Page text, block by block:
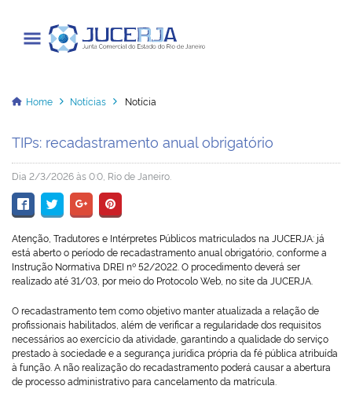
Cadastrar / Acessar
Institucional
Transparência
Informações
Serviços
Legislação
Plenária
Home Notícias Notícia
TIPs: recadastramento anual obrigatório
Dia 2/3/2026 às 0:0, Rio de Janeiro.
Atenção, Tradutores e Intérpretes Públicos matriculados na JUCERJA: já
está aberto o período de recadastramento anual obrigatório, conforme a
Instrução Normativa DREI nº 52/2022. O procedimento deverá ser
realizado até 31/03, por meio do Protocolo Web, no site da JUCERJA.
O recadastramento tem como objetivo manter atualizada a relação de
profissionais habilitados, além de verificar a regularidade dos requisitos
necessários ao exercício da atividade, garantindo a qualidade do serviço
prestado à sociedade e a segurança jurídica própria da fé pública atribuída
à função. A não realização do recadastramento poderá causar a abertura
de processo administrativo para cancelamento da matrícula.